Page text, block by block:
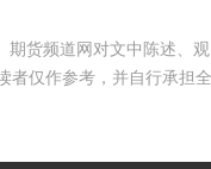
货频道网对文中陈述、
仅作参考，并自行承担全